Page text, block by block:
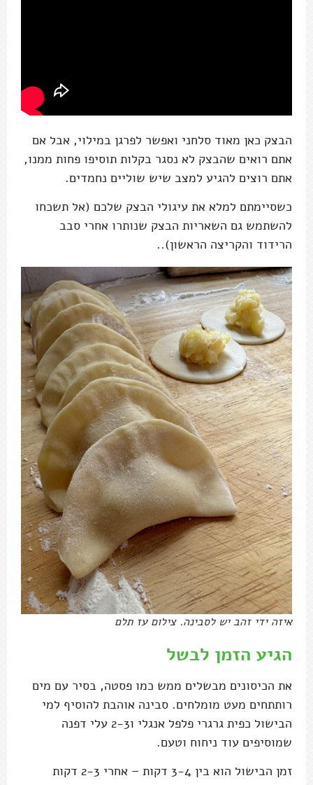
הבצק כאן מאוד סלחני ואפשר לפרגן במילוי, אבל אם
אתם רואים שהבצק לא נסגר בקלות תוסיפו פחות ממנו,
אתם רוצים להגיע למצב שיש שוליים נחמדים.
כשסיימתם למלא את עיגולי הבצק שלכם (אל תשכחו
להשתמש גם השאריות הבצק שנותרו אחרי סבב
הרידוד והקריצה הראשון)..
איזה ידי זהב יש לסבינה. צילום עז תלם
הגיע הזמן לבשל
את הכיסונים מבשלים ממש כמו פסטה, בסיר עם מים
רותתחים מעט מומלחים. סבינה אוהבת להוסיף למי
הבישול כפית גרגרי פלפל אנגלי ו2-3 עלי דפנה
שמוסיפים עוד ניחוח וטעם.
זמן הבישול הוא בין 3-4 דקות – אחרי 2-3 דקות